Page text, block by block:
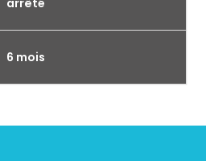
arrêté
6 mois